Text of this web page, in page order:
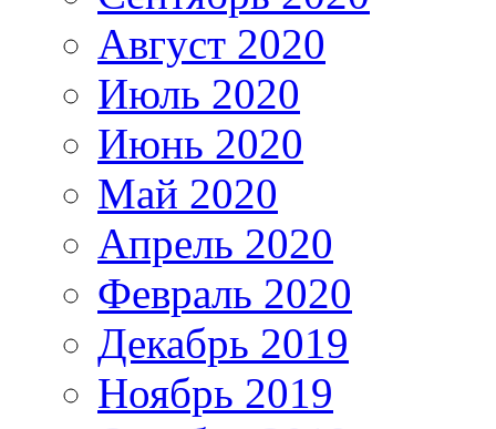
Август 2020
Июль 2020
Июнь 2020
Май 2020
Апрель 2020
Февраль 2020
Декабрь 2019
Ноябрь 2019